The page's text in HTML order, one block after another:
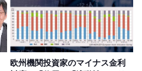
欧州機関投資家のマイナス金利